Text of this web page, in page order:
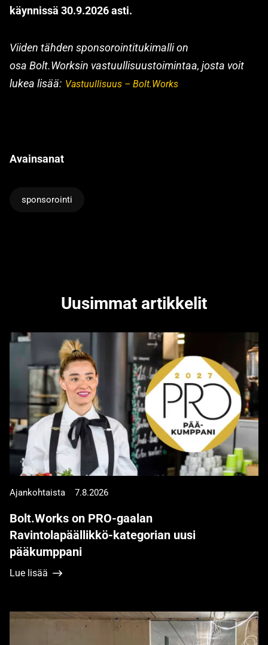
käynnissä 30.9.2026 asti.
Viiden tähden sponsorointitukimalli on
osa Bolt.Worksin vastuullisuustoimintaa, josta voit
lukea lisää: Vastuullisuus – Bolt.Works
Avainsanat
sponsorointi
Uusimmat artikkelit
Ajankohtaista 7.8.2026
Bolt.Works on PRO-gaalan
Ravintolapäällikkö-kategorian uusi
pääkumppani
Lue lisää